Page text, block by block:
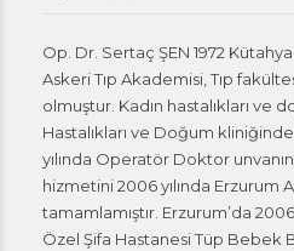
Op. Dr. Sertaç ŞEN 1972
Askeri Tıp Akademisi, Tıp
olmuştur. Kadın hastalıkları ve
Hastalıkları ve Doğum
yılında Operatör Doktor
hizmetini 2006 yılında Erzurum
tamamlamıştır. Erzurum’da
Özel Şifa Hastanesi Tüp Bebek